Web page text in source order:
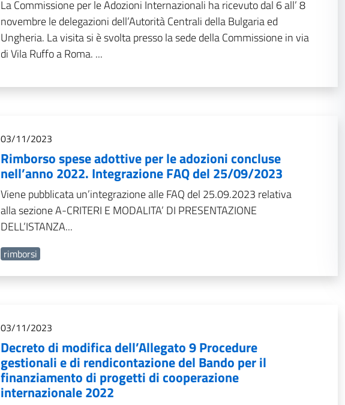
La Commissione per le Adozioni Internazionali ha ricevuto dal 6 all’ 8
novembre le delegazioni dell’Autorità Centrali della Bulgaria ed
Ungheria. La visita si è svolta presso la sede della Commissione in via
di Vila Ruffo a Roma. ...
03/11/2023
Rimborso spese adottive per le adozioni concluse
nell’anno 2022. Integrazione FAQ del 25/09/2023
Viene pubblicata un’integrazione alle FAQ del 25.09.2023 relativa
alla sezione A-CRITERI E MODALITA’ DI PRESENTAZIONE
DELL’ISTANZA...
rimborsi
03/11/2023
Decreto di modifica dell’Allegato 9 Procedure
gestionali e di rendicontazione del Bando per il
finanziamento di progetti di cooperazione
internazionale 2022